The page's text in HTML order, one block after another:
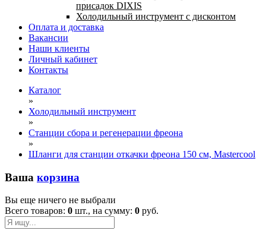
присадок DIXIS
Холодильный инструмент с дисконтом
Оплата и доставка
Вакансии
Наши клиенты
Личный кабинет
Контакты
Каталог
»
Холодильный инструмент
»
Станции сбора и регенерации фреона
»
Шланги для станции откачки фреона 150 см, Mastercool
Ваша корзина
Вы еще ничего не выбрали
Всего товаров: 0 шт., на сумму: 0 руб.